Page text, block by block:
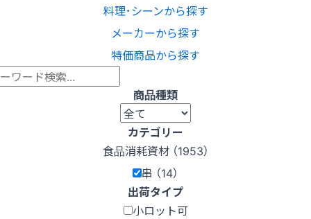
料理･シーンから探す
メーカーから探す
特価商品から探す
商品種類
カテゴリー
食品消耗資材 （1953）
串 （14）
出荷タイプ
小ロット可